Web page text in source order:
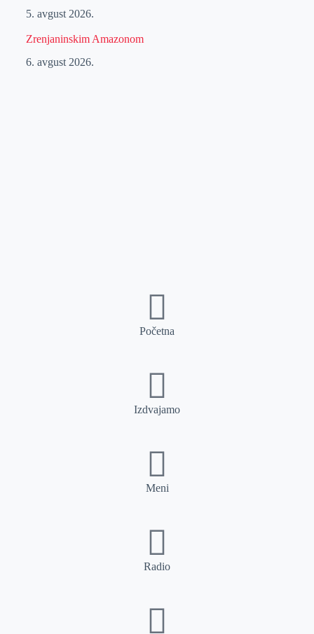
5. avgust 2026.
Zrenjaninskim Amazonom
6. avgust 2026.
Početna
Izdvajamo
Meni
Radio